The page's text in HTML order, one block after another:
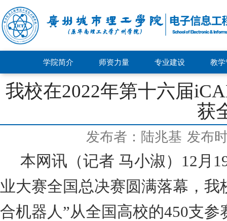
学院简介 师资力量 专业建设 教学
我校在2022年第十六届
获
发布者：陆兆基 发布
本网讯（记者 马小淑） 12 月
业大赛全国总决赛圆满落幕，我
合机器人”从全国高校的450支参